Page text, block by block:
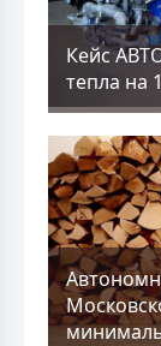
Кейс
тепла на